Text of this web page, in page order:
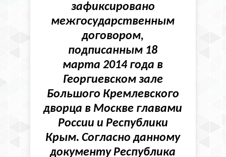
зафиксировано
межгосударственным
договором,
подписанным 18
марта 2014 года в
Георгиевском зале
Большого Кремлевского
дворца в Москве главами
России и Республики
Крым. Согласно данному
документу Республика